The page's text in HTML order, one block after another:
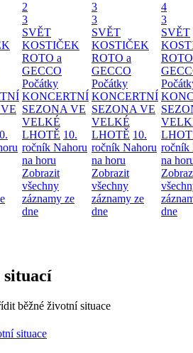
2
3
SVĚT
KOSTIČEK
ROTO a
GECCO
Počátky
KONCERTNÍ
SEZONA VE
VELKÉ
LHOTĚ 10.
ročník Nahoru
na horu
Zobrazit
všechny
záznamy ze
dne
3
3
SVĚT
KOSTIČEK
ROTO a
GECCO
Počátky
KONCERTNÍ
SEZONA VE
VELKÉ
LHOTĚ 10.
ročník Nahoru
na horu
Zobrazit
všechny
záznamy ze
dne
4
3
SVĚT
ročník
na
dne
situací
běžné životní situace